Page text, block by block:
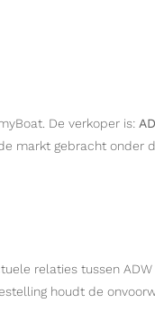
De verkoper is:
markt gebracht onder
relaties tussen ADW
houdt de